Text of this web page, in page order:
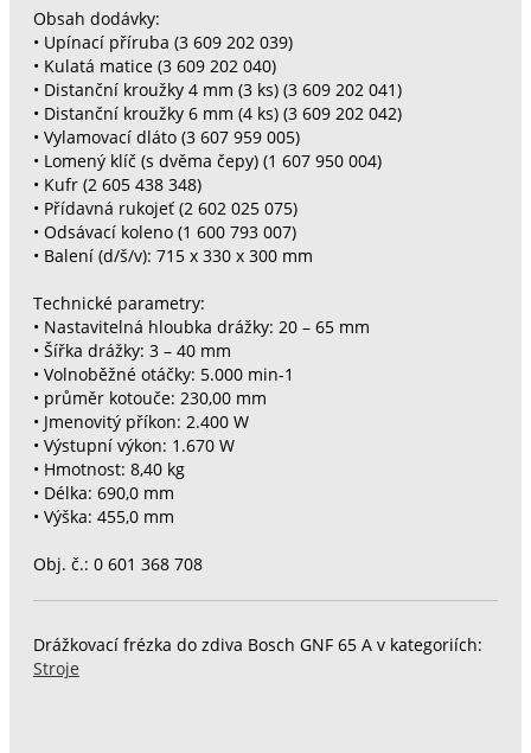
Obsah dodávky:
• Upínací příruba (3 609 202 039)
• Kulatá matice (3 609 202 040)
• Distanční kroužky 4 mm (3 ks) (3 609 202 041)
• Distanční kroužky 6 mm (4 ks) (3 609 202 042)
• Vylamovací dláto (3 607 959 005)
• Lomený klíč (s dvěma čepy) (1 607 950 004)
• Kufr (2 605 438 348)
• Přídavná rukojeť (2 602 025 075)
• Odsávací koleno (1 600 793 007)
• Balení (d/š/v): 715 x 330 x 300 mm
Technické parametry:
• Nastavitelná hloubka drážky: 20 – 65 mm
• Šířka drážky: 3 – 40 mm
• Volnoběžné otáčky: 5.000 min-1
• průměr kotouče: 230,00 mm
• Jmenovitý příkon: 2.400 W
• Výstupní výkon: 1.670 W
• Hmotnost: 8,40 kg
• Délka: 690,0 mm
• Výška: 455,0 mm
Obj. č.: 0 601 368 708
Drážkovací frézka do zdiva Bosch GNF 65 A v kategoriích:
Stroje